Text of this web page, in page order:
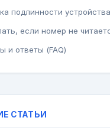
подлинности
если номер не
и ответы (FAQ)
СТАТЬИ